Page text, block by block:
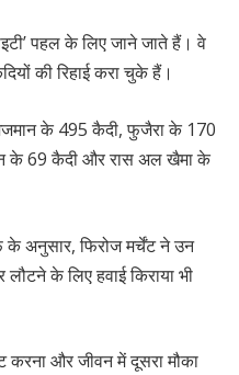
पहल के लिए जाने जाते हैं। वे
की रिहाई करा चुके हैं।
के 495 कैदी, फुजैरा के 170
के 69 कैदी और रास अल खैमा के
के अनुसार, फिरोज मर्चेंट ने उन
के लिए हवाई किराया भी
करना और जीवन में दूसरा मौका